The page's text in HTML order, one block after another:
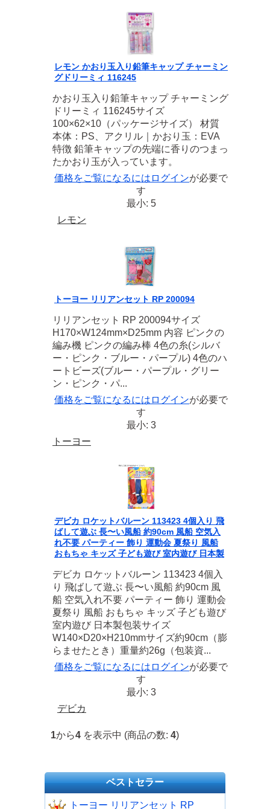
レモン かおり玉入り鉛筆キャップ チャーミン
グドリーミィ 116245
かおり玉入り鉛筆キャップ チャーミング
ドリーミィ 116245サイズ
100×62×10（パッケージサイズ） 材質
本体：PS、アクリル｜かおり玉：EVA
特徴 鉛筆キャップの先端に香りのつまっ
たかおり玉が入っています。
価格をご覧になるには ログインが必要で
す
最小: 5
レモン
トーヨー リリアンセット RP 200094
リリアンセット RP 200094サイズ
H170×W124mm×D25mm 内容 ピンクの
編み機 ピンクの編み棒 4色の糸(シルバ
ー・ピンク・ブルー・パープル) 4色のハ
ートビーズ(ブルー・パープル・グリー
ン・ピンク・パ...
価格をご覧になるには ログインが必要で
す
最小: 3
トーヨー
デビカ ロケットバルーン 113423 4個入り 飛
ばして遊ぶ 長〜い風船 約90cm 風船 空気入
れ不要 パーティー 飾り 運動会 夏祭り 風船
おもちゃ キッズ 子ども遊び 室内遊び 日本製
デビカ ロケットバルーン 113423 4個入
り 飛ばして遊ぶ 長〜い風船 約90cm 風
船 空気入れ不要 パーティー 飾り 運動会
夏祭り 風船 おもちゃ キッズ 子ども遊び
室内遊び 日本製包装サイズ
W140×D20×H210mmサイズ約90cm（膨
らませたとき）重量約26g（包装資...
価格をご覧になるには ログインが必要で
す
最小: 3
デビカ
1から4 を表示中 (商品の数: 4)
ベストセラー
トーヨー リリアンセット RP